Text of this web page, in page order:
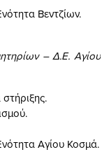
Βεντζίων.
– Δ.Ε. Αγίου
Αγίου Κοσμά.